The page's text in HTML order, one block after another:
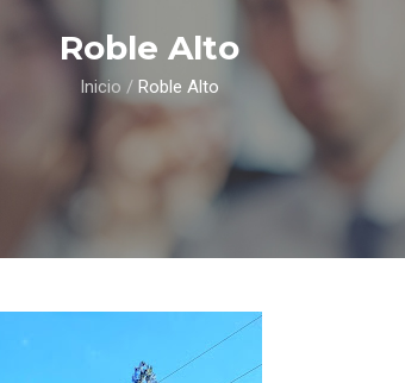
Roble Alto
Inicio / Roble Alto